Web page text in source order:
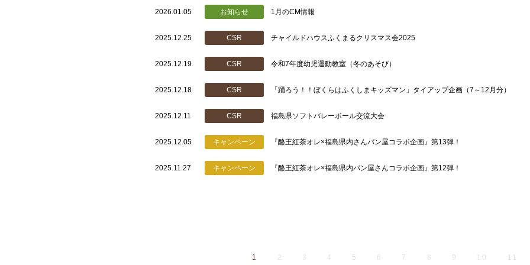
2026.01.05 お知らせ 1月のCM情報
2025.12.25 CSR チャイルドハウスふくまるクリスマス会2025
2025.12.19 CSR 令和7年度幼児運動教室（冬のあそび）
2025.12.18 CSR 「踊ろう！！ぼくらはふくしまキッズマン」タイアップ企画（7～12月分）
2025.12.11 CSR 福島県ソフトバレーボール交流大会
2025.12.05 キャンペーン 『酪王紅茶オレ×福島県内さんパン屋コラボ企画』第13弾！
2025.11.27 キャンペーン 『酪王紅茶オレ×福島県内パン屋さんコラボ企画』第12弾！
1 2 3 4 5 6 7 8 9 10 11